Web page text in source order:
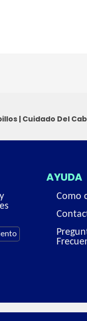
| Cuidado Del
AYUDA
Como